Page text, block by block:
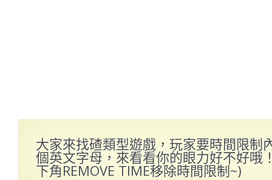
大家來找碴類型遊戲，玩家要時間限制
個英文字母，來看看你的眼力好不好哦
下角REMOVE TIME移除時間限制~)